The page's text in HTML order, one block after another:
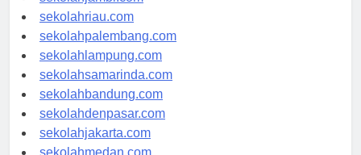
sekolahjambi.com
sekolahriau.com
sekolahpalembang.com
sekolahlampung.com
sekolahsamarinda.com
sekolahbandung.com
sekolahdenpasar.com
sekolahjakarta.com